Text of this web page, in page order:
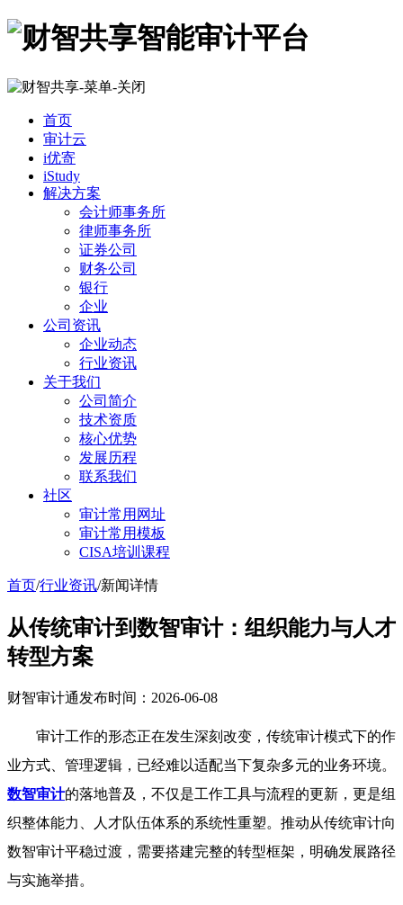
首页
审计云
i优寄
iStudy
解决方案
会计师事务所
律师事务所
证券公司
财务公司
银行
企业
公司资讯
企业动态
行业资讯
关于我们
公司简介
技术资质
核心优势
发展历程
联系我们
社区
审计常用网址
审计常用模板
CISA培训课程
首页/行业资讯/新闻详情
从传统审计到数智审计：组织能力与人才
转型方案
财智审计通发布时间：2026-06-08
审计工作的形态正在发生深刻改变，传统审计模式下的作
业方式、管理逻辑，已经难以适配当下复杂多元的业务环境。
数智审计的落地普及，不仅是工作工具与流程的更新，更是组
织整体能力、人才队伍体系的系统性重塑。推动从传统审计向
数智审计平稳过渡，需要搭建完整的转型框架，明确发展路径
与实施举措。